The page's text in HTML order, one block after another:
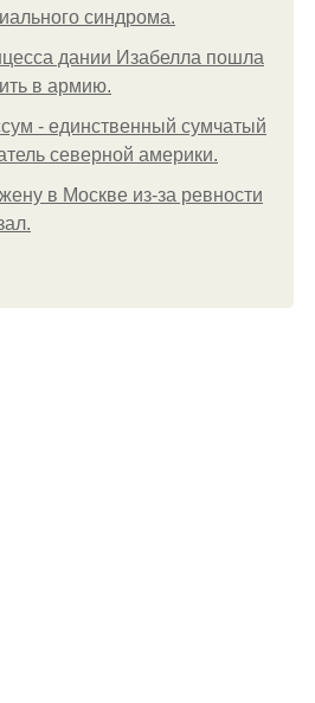
синдрома.
дании Изабелла пошла
в армию.
- единственный сумчатый
северной америки.
в Москве из-за ревности